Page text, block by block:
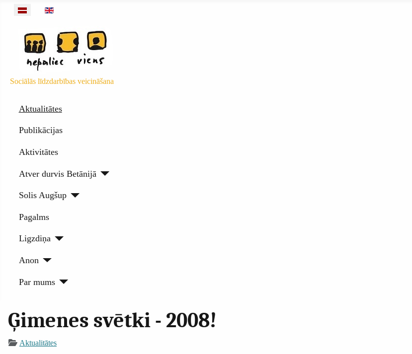
Izvēlieties valodu
Sociālās līdzdarbības veicināšana
Aktualitātes
Publikācijas
Aktivitātes
Atver durvis Betānijā
Solis Augšup
Pagalms
Ligzdiņa
Anon
Par mums
Ģimenes svētki - 2008!
Aktualitātes